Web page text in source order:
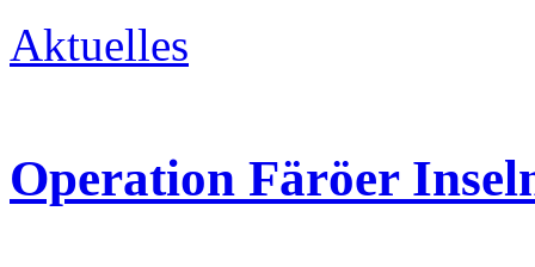
Aktuelles
Operation Färöer